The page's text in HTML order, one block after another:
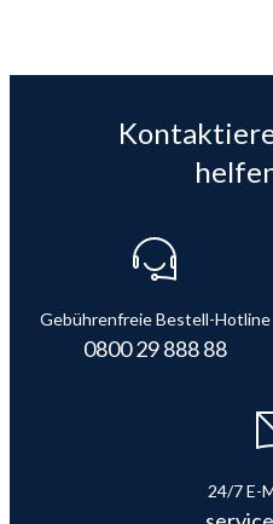
Gebührenfreie Bestell-Hotline
0800 29 888 88
24/7 E-